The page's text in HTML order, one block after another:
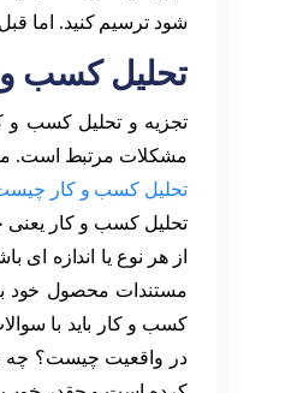
شود ترسیم کنید. اما
تحلیل کسب
تجزیه و تحلیل کسب و
مشکلات مرتبط است.
تحلیل کسب و کار
تحلیل کسب و کار یعنی
از هر نوع یا اندازه
مستندات محصول خود به
کسب و کار باید با
در واقعیت چیست؟ چه